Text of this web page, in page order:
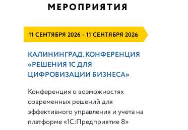
МЕРОПРИЯТИЯ
11 СЕНТЯБРЯ 2026 - 11 СЕНТЯБРЯ 2026
КАЛИНИНГРАД. КОНФЕРЕНЦИЯ
«РЕШЕНИЯ 1С ДЛЯ
ЦИФРОВИЗАЦИИ БИЗНЕСА»
Конференция о возможностях
современных решений для
эффективного управления и учета на
платформе«1С:Предприятие 8»